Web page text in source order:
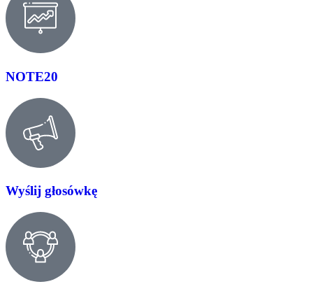
NOTE20
Wyślij głosówkę